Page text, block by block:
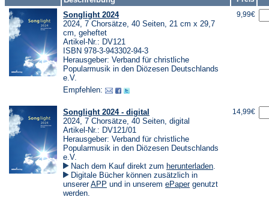
Songlight 2024
2024, 7 Chorsätze, 40 Seiten, 21 cm x 29,7
cm, geheftet
Artikel-Nr.: DV121
ISBN 978-3-943302-94-3
Herausgeber: Verband für christliche
Popularmusik in den Diözesen Deutschlands
e.V.
Empfehlen:
9,99€
Songlight 2024 - digital
2024, 7 Chorsätze, 40 Seiten, digital
Artikel-Nr.: DV121/01
Herausgeber: Verband für christliche
Popularmusik in den Diözesen Deutschlands
e.V.
Nach dem Kauf direkt zum herunterladen(Öffnet
einem
.
Digitale Bücher können zusätzlich in
unsererAPP (Öffnet
und in unserem ePaper(Öffnet
genutzt
werden.
14,99€